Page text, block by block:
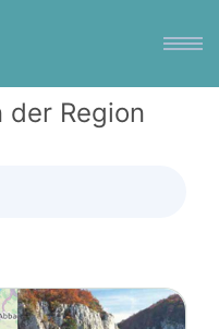
der Region